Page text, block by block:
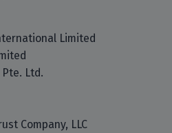
Limited
Ltd.
Company, LLC